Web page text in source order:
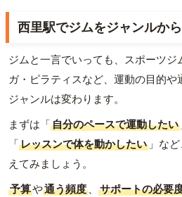
西里駅でジムをジャンルか
ジムと一言でいっても、スポーツジ
ガ・ピラティスなど、運動の目的
ジャンルは変わります。
まずは「自分のペースで運動したい
「レッスンで体を動かしたい 」な
えてみましょう。
予算や通う頻度 、 サポートの必要